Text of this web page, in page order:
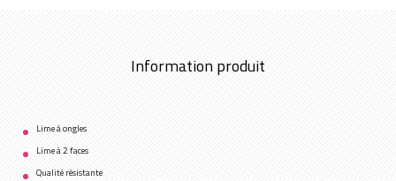
Information produit
Lime à ongles
Lime à 2 faces
Qualité résistante